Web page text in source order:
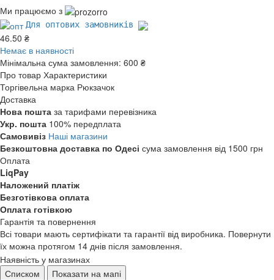
Ми працюємо з
Для оптових замовників
46.50 ₴
Немає в наявності
Мінімальна сума замовлення: 600 ₴
Про товар Характеристики
Торгівельна марка Рюкзачок
Доставка
Нова пошта за тарифами перевізника
Укр. пошта 100% передплата
Самовивіз Наші магазини
Безкоштовна доставка по Одесі сума замовлення від 1500 грн
Оплата
LiqPay
Наложений платіж
Безготівкова оплата
Оплата готівкою
Гарантія та повернення
Всі товари мають сертифікати та гарантії від виробника. Повернути
їх можна протягом 14 днів після замовлення.
Наявність у магазинах
Списком
Показати на мапі